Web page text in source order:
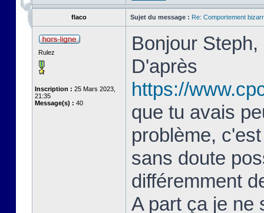
flaco Sujet du message : Re: Comportement
Rulez
Inscription : 25 Mars 2023,
21:35
Message(s) : 40
Bonjour Steph,
D'après
https://
que tu avais
problème,
sans doute
différemment
A part ça je ne